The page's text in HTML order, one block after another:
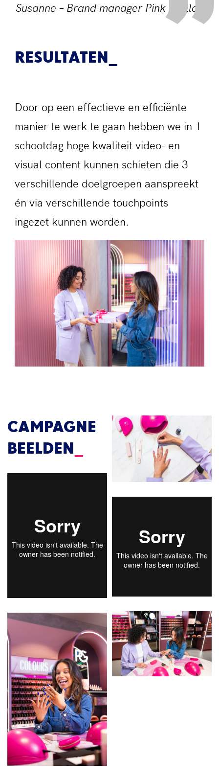
Susanne – Brand manager Pink Gelllac
RESULTATEN
Door op een effectieve en efficiënte
manier te werk te gaan hebben we in 1
schootdag hoge kwaliteit video- en
visual content kunnen schieten die 3
verschillende doelgroepen aanspreekt
én via verschillende touchpoints
ingezet kunnen worden.
CAMPAGNE
BEELDEN